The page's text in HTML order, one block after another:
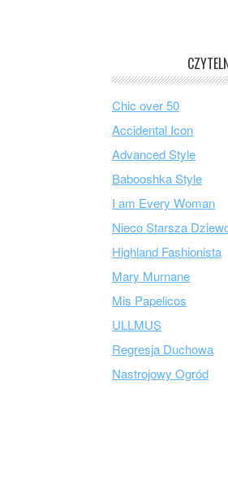
Chic over 50
Accidental Icon
Advanced Style
Babooshka Style
I am Every Woman
Nieco Starsza
Highland Fashionista
Mary Murnane
Mis Papelicos
ULLMUS
Regresja Duchowa
Nastrojowy Ogród